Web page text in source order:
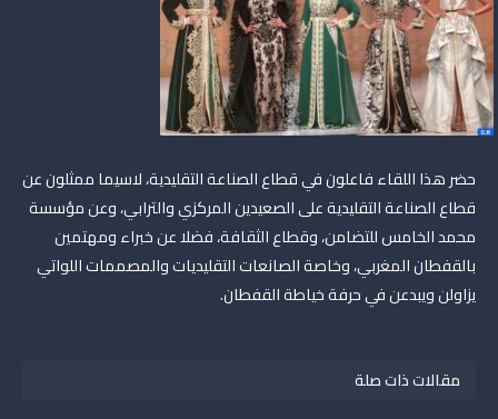
حضر هذا اللقاء فاعلون في قطاع الصناعة التقليدية، لاسيما ممثلون عن
قطاع الصناعة التقليدية على الصعيدين المركزي والترابي، وعن مؤسسة
محمد الخامس للتضامن، وقطاع الثقافة، فضلا عن خبراء ومهتمين
بالقفطان المغربي، وخاصة الصانعات التقليديات والمصممات اللواتي
يزاولن ويبدعن في حرفة خياطة القفطان.
مقالات ذات صلة